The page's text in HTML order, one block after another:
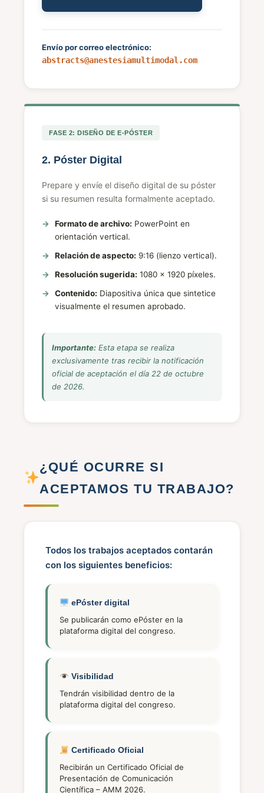
Envío por correo electrónico:
abstracts@anestesiamultimodal.com
FASE 2: DISEÑO DE E-PÓSTER
2. Póster Digital
Prepare y envíe el diseño digital de su póster
si su resumen resulta formalmente aceptado.
Formato de archivo: PowerPoint en
orientación vertical.
Relación de aspecto: 9:16 (lienzo vertical).
Resolución sugerida: 1080 x 1920 píxeles.
Contenido: Diapositiva única que sintetice
visualmente el resumen aprobado.
Importante: Esta etapa se realiza
exclusivamente tras recibir la notificación
oficial de aceptación el día 22 de octubre
de 2026.
¿QUÉ OCURRE SI
ACEPTAMOS TU TRABAJO?
Todos los trabajos aceptados contarán
con los siguientes beneficios:
ePóster digital
Se publicarán como ePóster en la
plataforma digital del congreso.
Visibilidad
Tendrán visibilidad dentro de la
plataforma digital del congreso.
Certificado Oficial
Recibirán un Certificado Oficial de
Presentación de Comunicación
Científica – AMM 2026.